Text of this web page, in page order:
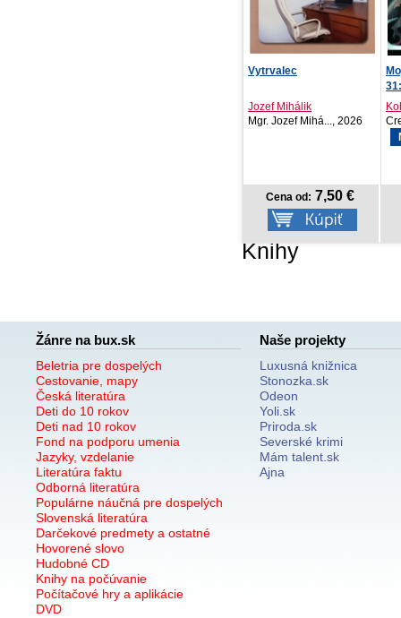
Moje hrdinská akademie
Kohei Horikoshi
Crew, 2026
Cena od: 8,77 €
Knihy
Žánre na bux.sk
Beletria pre dospelých
Cestovanie, mapy
Česká literatúra
Deti do 10 rokov
Deti nad 10 rokov
Fond na podporu umenia
Jazyky, vzdelanie
Literatúra faktu
Odborná literatúra
Populárne náučná pre dospelých
Slovenská literatúra
Darčekové predmety a ostatné
Hovorené slovo
Hudobné CD
Knihy na počúvanie
Počítačové hry a aplikácie
DVD
Naše projekty
Luxusná knižnica
Stonozka.sk
Odeon
Yoli.sk
Priroda.sk
Severské krimi
Mám talent.sk
Ajna